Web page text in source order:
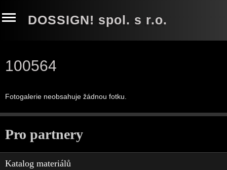
DOSSIGN! spol. s r.o.
100564
Fotogalerie neobsahuje žádnou fotku.
Pro partnery
Katalog materiálů